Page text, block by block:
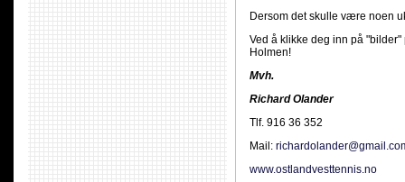
Dersom det skulle være noen
Ved å klikke deg inn på
Holmen!
Mvh.
Richard Olander
Tlf. 916 36 352
Mail:
www.ostlandvesttennis.no